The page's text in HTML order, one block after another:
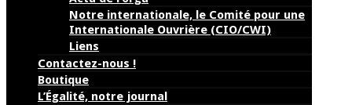
Notre internationale, le Comité pour une
Internationale Ouvrière (CIO/CWI)
Liens
Contactez-nous !
Boutique
L’Égalité, notre journal